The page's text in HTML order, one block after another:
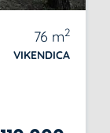
76 m2
VIKENDICA